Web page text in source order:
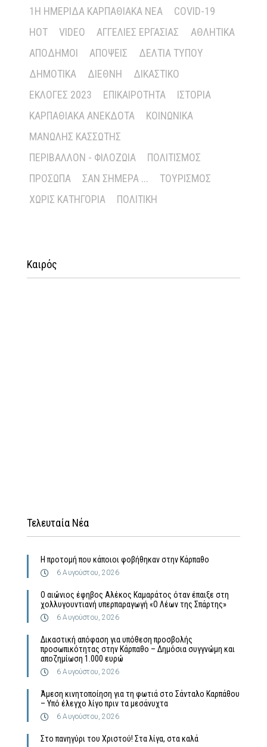
1Η ΗΜΕΡΊΔΑ ΚΑΡΠΑΘΙΑΚΆ ΝΈΑ
COVID-19
HOT
VIDEO ΑΓΓΕΛΊΕΣ ΕΡΓΑΣΊΑΣ
ΑΘΛΗΤΙΚΆ
ΑΠΌΔΗΜΟΙ
ΑΠΌΨΕΙΣ
ΔΕΛΤΊΑ ΤΎΠΟΥ
ΔΗΜΟΤΙΚΆ
ΔΙΕΘΝΉ
ΔΙΚΑΣΤΙΚΌ
ΕΚΛΟΓΈΣ 2023
ΕΠΙΚΑΙΡΌΤΗΤΑ
ΙΣΤΟΡΊΑ
ΚΑΡΠΑΘΙΑΚΆ ΑΝΈΚΔΟΤΑ
ΚΟΙΝΩΝΙΚΆ
ΜΑΝΏΛΗΣ ΚΑΣΣΏΤΗΣ
ΠΕΡΙΒΆΛΛΟΝ - ΦΙΛΟΖΩΊΑ
ΠΟΛΙΤΙΣΜΌΣ
ΠΡΌΣΩΠΑ
ΣΑΝ ΣΉΜΕΡΑ ...
ΤΟΥΡΙΣΜΌΣ
ΧΩΡΊΣ ΚΑΤΗΓΟΡΊΑ
ΠΟΛΙΤΙΚΉ
Καιρός
Τελευταία Νέα
Η προτομή που κάποιοι φοβήθηκαν στην Κάρπαθο
6 Αυγούστου, 2026
Ο αιώνιος έφηβος Αλέκος Καμαράτος όταν έπαιξε στη
χολλυγουντιανή υπερπαραγωγή «Ο Λέων της Σπάρτης»
6 Αυγούστου, 2026
Δικαστική απόφαση για υπόθεση προσβολής
προσωπικότητας στην Κάρπαθο – Δημόσια συγγνώμη και
αποζημίωση 1.000 ευρώ
6 Αυγούστου, 2026
Άμεση κινητοποίηση για τη φωτιά στο Σάνταλο Καρπάθου
– Υπό έλεγχο λίγο πριν τα μεσάνυχτα
6 Αυγούστου, 2026
Στο πανηγύρι του Χριστού! Στα λίγα, στα καλά